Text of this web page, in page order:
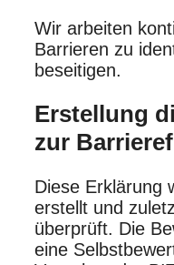
Wir arbeiten
Barrieren zu
beseitigen.​
Erstellung
zur
Diese Erklärung
erstellt und
überprüft. Die
eine